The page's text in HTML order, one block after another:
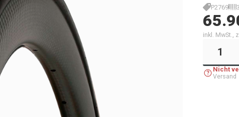
P2769
inkl. MwSt.,
Nicht
Versand